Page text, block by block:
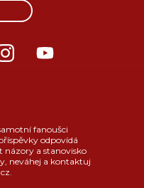
fanoušci
odpovídá
názory a stanovisko
neváhej a kontaktuj